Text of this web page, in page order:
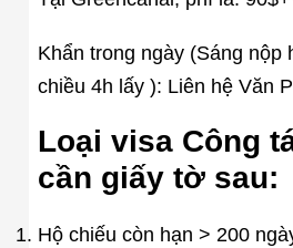
Khẩn trong ngày (Sáng nộp
chiều 4h lấy ): Liên hệ Văn
Loại visa Công
cần giấy tờ sau:
Hộ chiếu còn hạn > 200